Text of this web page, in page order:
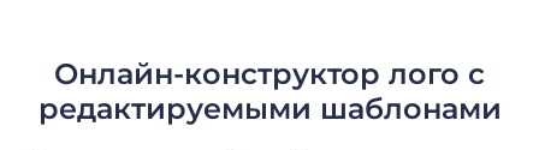
Онлайн-конструктор лого с
редактируемыми шаблонами